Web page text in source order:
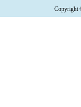
Copyright